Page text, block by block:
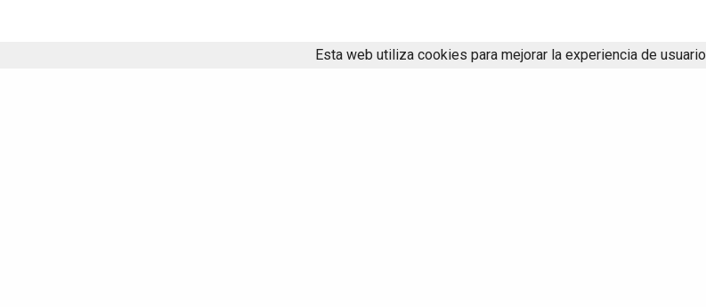
Esta web utiliza cookies para mejorar la experiencia de usuario